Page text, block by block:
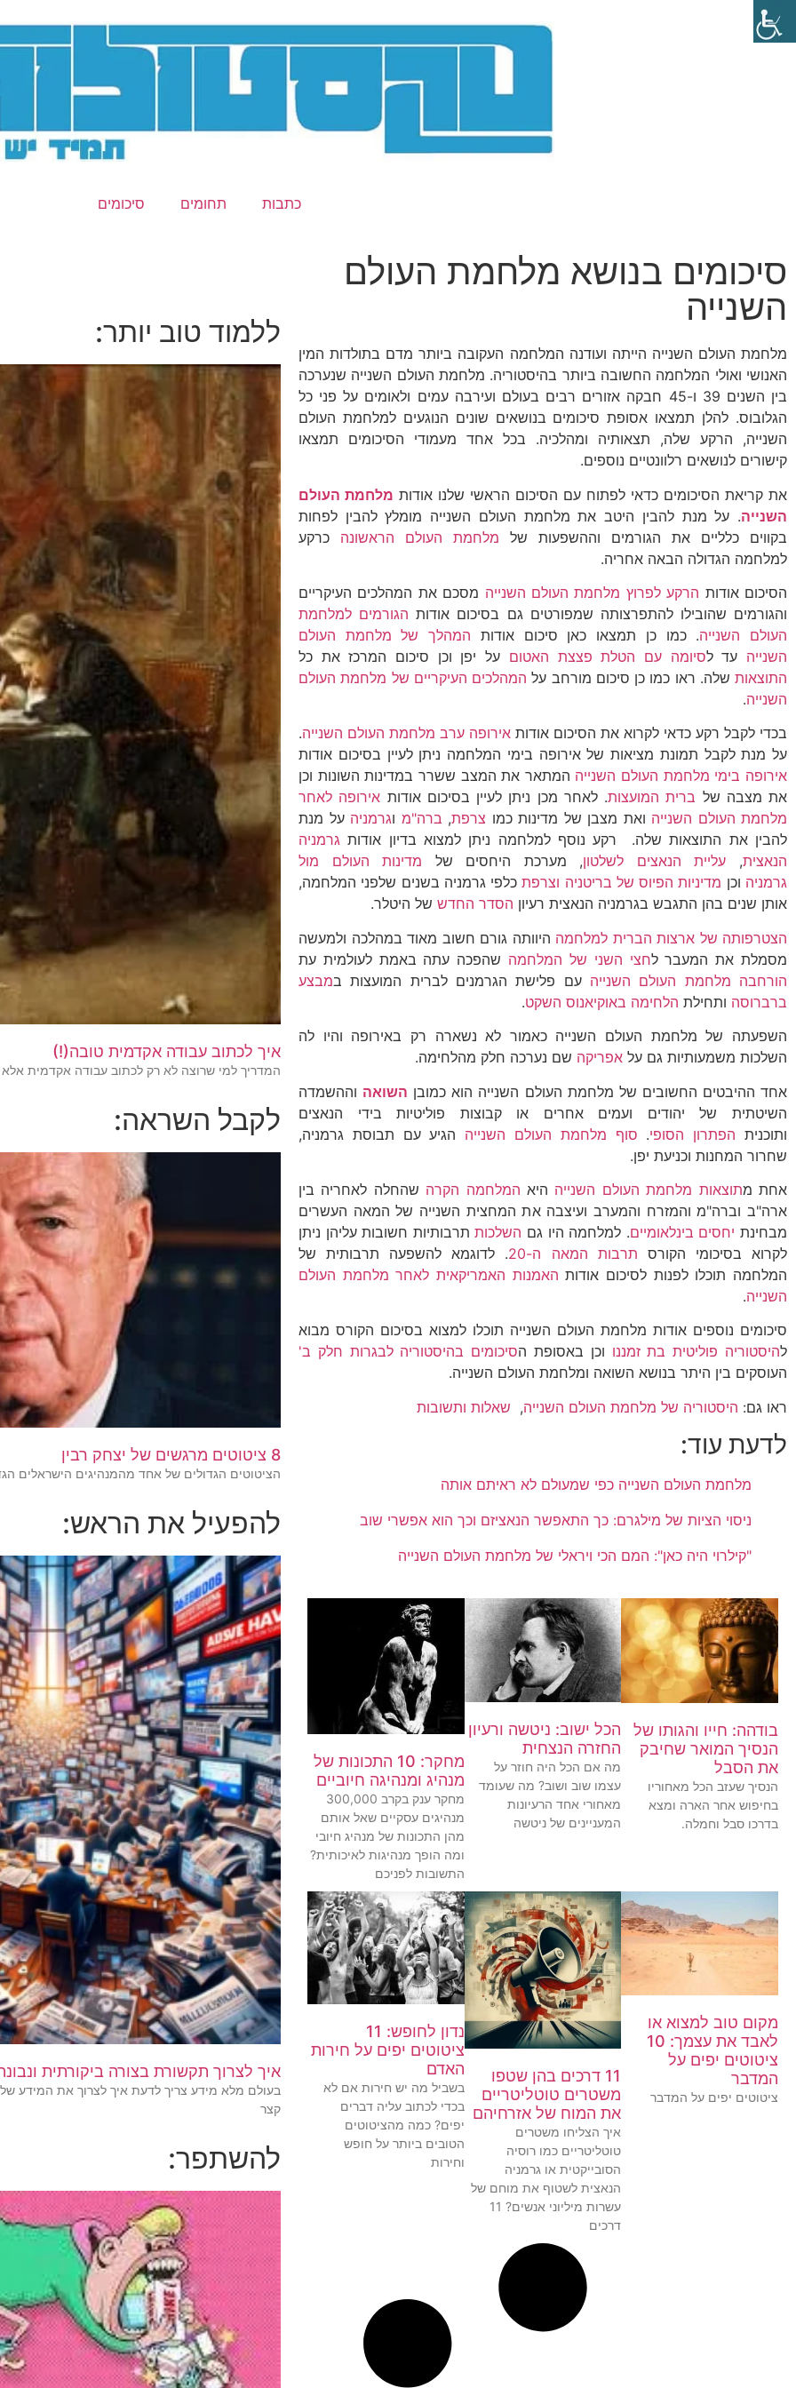
כתבות תחומים סיכומים
סיכומים בנושא מלחמת העולם
השנייה
מלחמת העולם השנייה הייתה ועודנה המלחמה העקובה ביותר מדם בתולדות המין
האנושי ואולי המלחמה החשובה ביותר בהיסטוריה. מלחמת העולם השנייה שנערכה
בין השנים 39 ו-45 חבקה אזורים רבים בעולם ועירבה עמים ולאומים על פני כל
הגלובוס. להלן תמצאו אסופת סיכומים בנושאים שונים הנוגעים למלחמת העולם
השנייה, הרקע שלה, תצאותיה ומהלכיה. בכל אחד מעמודי הסיכומים תמצאו
קישורים לנושאים רלוונטיים נוספים.
את קריאת הסיכומים כדאי לפתוח עם הסיכום הראשי שלנו אודות מלחמת העולם
השנייה. על מנת להבין היטב את מלחמת העולם השנייה מומלץ להבין לפחות
בקווים כלליים את הגורמים וההשפעות של מלחמת העולם הראשונה כרקע
למלחמה הגדולה הבאה אחריה.
הסיכום אודות הרקע לפרוץ מלחמת העולם השנייה מסכם את המהלכים העיקריים
והגורמים שהובילו להתפרצותה שמפורטים גם בסיכום אודות הגורמים למלחמת
העולם השנייה. כמו כן תמצאו כאן סיכום אודות המהלך של מלחמת העולם
השנייה עד לסיומה עם הטלת פצצת האטום על יפן וכן סיכום המרכז את כל
התוצאות שלה. ראו כמו כן סיכום מורחב על המהלכים העיקריים של מלחמת העולם
השנייה.
בכדי לקבל רקע כדאי לקרוא את הסיכום אודות אירופה ערב מלחמת העולם השנייה.
על מנת לקבל תמונת מציאות של אירופה בימי המלחמה ניתן לעיין בסיכום אודות
אירופה בימי מלחמת העולם השנייה המתאר את המצב ששרר במדינות השונות וכן
את מצבה של ברית המועצות. לאחר מכן ניתן לעיין בסיכום אודות אירופה לאחר
מלחמת העולם השנייה ואת מצבן של מדינות כמו צרפת, ברה"מ וגרמניה על מנת
להבין את התוצאות שלה. רקע נוסף למלחמה ניתן למצוא בדיון אודות גרמניה
הנאצית, עליית הנאצים לשלטון, מערכת היחסים של מדינות העולם מול
גרמניה וכן מדיניות הפיוס של בריטניה וצרפתכלפי גרמניה בשנים שלפני המלחמה,
אותן שנים בהן התגבש בגרמניה הנאצית רעיון הסדר החדש של היטלר.
הצטרפותה של ארצות הברית למלחמה היוותה גורם חשוב מאוד במהלכה ולמעשה
מסמלת את המעבר לחצי השני של המלחמה שהפכה עתה באמת לעולמית עת
הורחבה מלחמת העולם השנייה עם פלישת הגרמנים לברית המועצות במבצע
ברברוסה ותחילת הלחימה באוקיאנוס השקט.
השפעתה של מלחמת העולם השנייה כאמור לא נשארה רק באירופה והיו לה
השלכות משמעותיות גם על אפריקה שם נערכה חלק מהלחימה.
אחד ההיבטים החשובים של מלחמת העולם השנייה הוא כמובן השואה וההשמדה
השיטתית של יהודים ועמים אחרים או קבוצות פוליטיות בידי הנאצים
ותוכנית הפתרון הסופי. סוף מלחמת העולם השנייה הגיע עם תבוסת גרמניה,
שחרור המחנות וכניעת יפן.
אחת מתוצאות מלחמת העולם השנייה היא המלחמה הקרה שהחלה לאחריה בין
ארה"ב וברה"מ והמזרח והמערב ועיצבה את המחצית השנייה של המאה העשרים
מבחינתיחסים בינלאומיים. למלחמה היו גם השלכותתרבותיות חשובות עליהן ניתן
לקרוא בסיכומי הקורס תרבות המאה ה-20
. לדוגמא להשפעה תרבותית של
המלחמה תוכלו לפנות לסיכום אודות האמנות האמריקאית לאחר מלחמת העולם
השנייה.
סיכומים נוספים אודות מלחמת העולם השנייה תוכלו למצוא בסיכום הקורס מבוא
להיסטוריה פוליטית בת זמננו וכן באסופת הסיכומים בהיסטוריה לבגרות חלק ב'
העוסקים בין היתר בנושא השואה ומלחמת העולם השנייה.
ראו גם: היסטוריה של מלחמת העולם השנייה, שאלות ותשובות
לדעת עוד:
מלחמת העולם השנייה כפי שמעולם לא ראיתם אותה
ניסוי הציות של מילגרם: כך התאפשר הנאציזם וכך הוא אפשרי שוב
"קילרוי היה כאן": המם הכי ויראלי של מלחמת העולם השנייה
בודהה: חייו והגותו של
הנסיך המואר שחיבק
את הסבל
הנסיך שעזב הכל מאחוריו
בחיפוש אחר הארה ומצא
בדרכו סבל וחמלה.
הכל ישוב: ניטשה ורעיון
החזרה הנצחית
מה אם הכל היה חוזר על
עצמו שוב ושוב? מה שעומד
מאחורי אחד הרעיונות
המעניינים של ניטשה
מחקר: 10 התכונות של
מנהיג ומנהיגה חיוביים
מחקר ענק בקרב 300,000
מנהיגים עסקיים שאל אותם
מהן התכונות של מנהיג חיובי
ומה הופך מנהיגות לאיכותית?
התשובות לפניכם
מקום טוב למצוא או
לאבד את עצמך: 10
ציטוטים יפים על
המדבר
ציטוטים יפים על המדבר
11 דרכים בהן שטפו
משטרים טוטליטריים
את המוח של אזרחיהם
איך הצליחו משטרים
טוטליטריים כמו רוסיה
הסובייקטית או גרמניה
הנאצית לשטוף את מוחם של
עשרות מיליוני אנשים? 11
דרכים
נדון לחופש: 11
ציטוטים יפים על חירות
האדם
בשביל מה יש חירות אם לא
בכדי לכתוב עליה דברים
יפים? כמה מהציטוטים
הטובים ביותר על חופש
וחירות
ללמוד טוב יותר:
איך לכתוב עבודה אקדמית טובה(!)
המדריך למי שרוצה לא רק לכתוב עבודה אקדמית
לקבל השראה:
8 ציטוטים מרגשים של יצחק רבין
הציטוטים הגדולים של אחד מהמנהיגים הישראלים
להפעיל את הראש:
איך לצרוך תקשורת בצורה ביקורתית
בעולם מלא מידע צריך לדעת איך לצרוך את המידע
קצר
להשתפר: